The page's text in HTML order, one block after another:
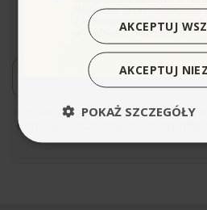
*Dowiaduj się o premierach i
Możesz zrezygnować w każdej
odnaleźć szczegóły w naszej
AKCEPTUJ
AKCEPTUJ
POKAŻ SZCZEGÓŁY
Newsletter przez ocean.com
Zapoznałem/łam się i
prywatności. *(wymagane)